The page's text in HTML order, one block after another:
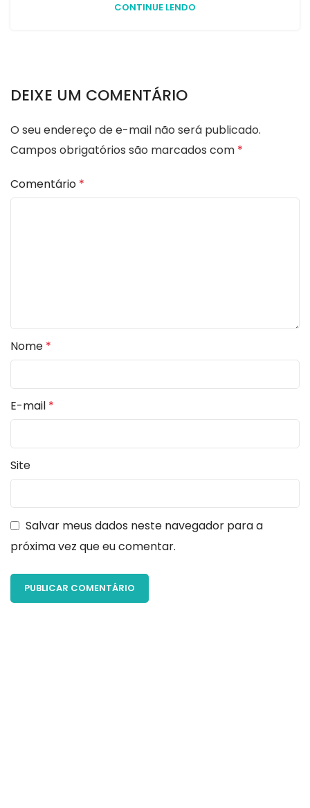
CONTINUE LENDO
DEIXE UM COMENTÁRIO
O seu endereço de e-mail não será publicado.
Campos obrigatórios são marcados com *
Comentário *
Nome *
E-mail *
Site
Salvar meus dados neste navegador para a
próxima vez que eu comentar.